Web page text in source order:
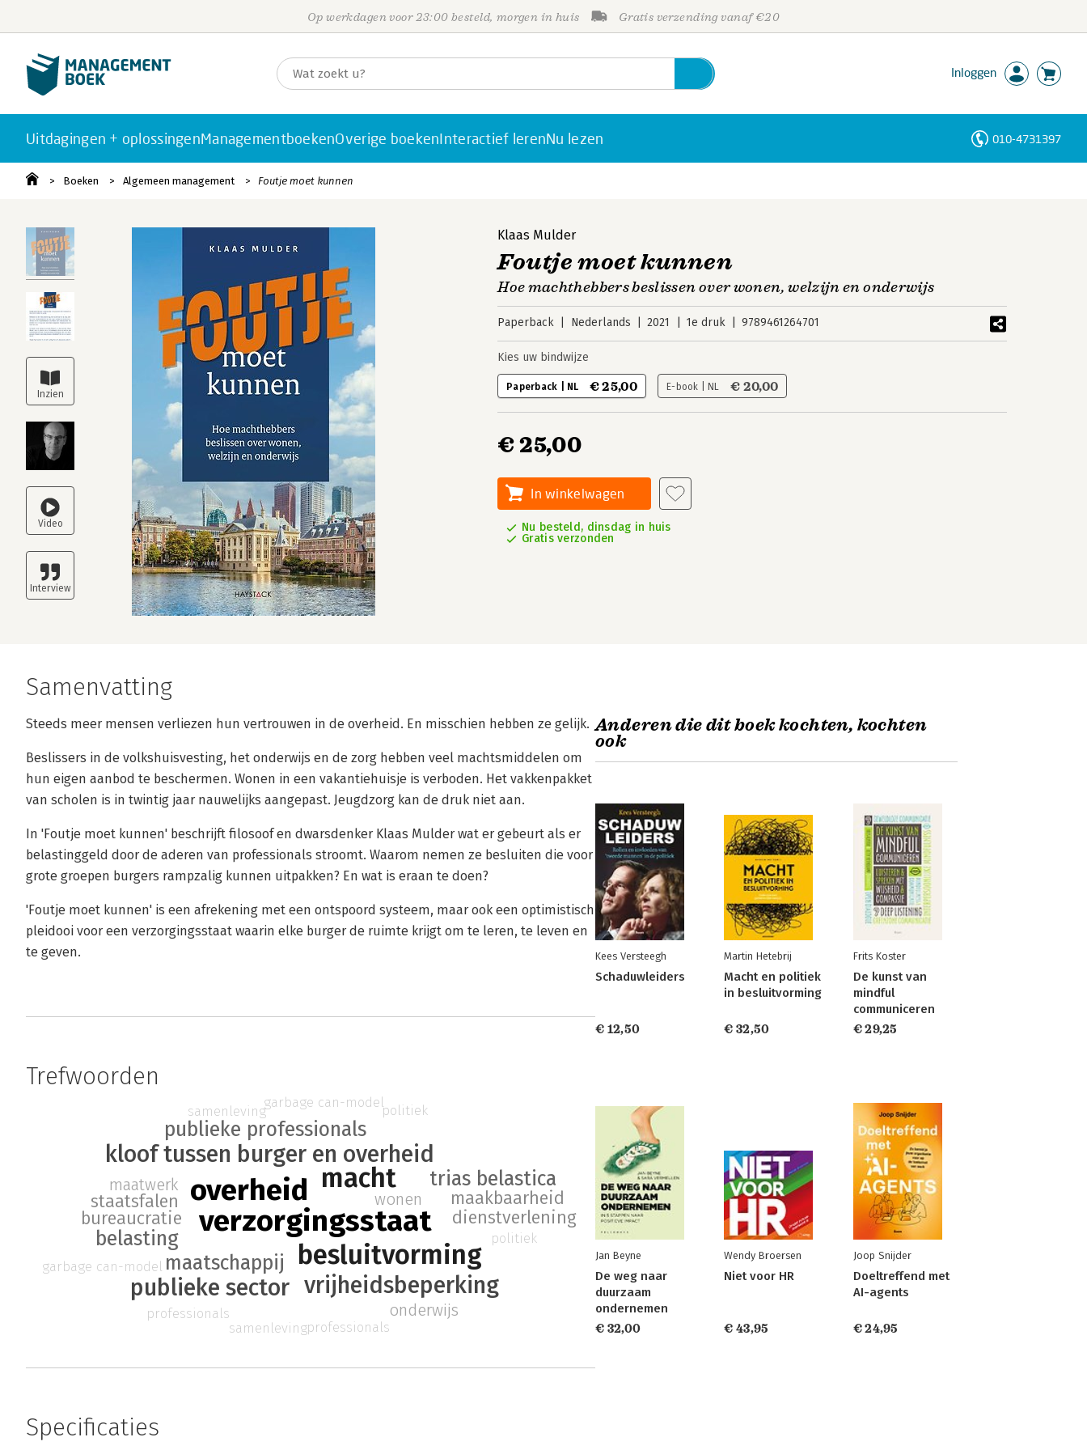
Op werkdagen voor 23:00 besteld, morgen in huis Gratis verzending vanaf €20
Inloggen
Uitdagingen + oplossingenManagementboekenOverige boekenInteractief lerenNu lezen 010-4731397
Boeken Algemeen management Foutje moet kunnen
Klaas Mulder
Foutje moet kunnen
Hoe machthebbers beslissen over wonen, welzijn en onderwijs
Paperback Nederlands 2021 1e druk 9789461264701
Kies uw bindwijze
Paperback | NL € 25,00 E-book | NL € 20,00
€ 25,00
In winkelwagen
Nu besteld, dinsdag in huis
Gratis verzonden
Samenvatting
Steeds meer mensen verliezen hun vertrouwen in de overheid. En misschien hebben ze gelijk.
Beslissers in de volkshuisvesting, het onderwijs en de zorg hebben veel machtsmiddelen om
hun eigen aanbod te beschermen. Wonen in een vakantiehuisje is verboden. Het vakkenpakket
van scholen is in twintig jaar nauwelijks aangepast. Jeugdzorg kan de druk niet aan.
In 'Foutje moet kunnen' beschrijft filosoof en dwarsdenker Klaas Mulder wat er gebeurt als er
belastinggeld door de aderen van professionals stroomt. Waarom nemen ze besluiten die voor
grote groepen burgers rampzalig kunnen uitpakken? En wat is eraan te doen?
'Foutje moet kunnen' is een afrekening met een ontspoord systeem, maar ook een optimistisch
pleidooi voor een verzorgingsstaat waarin elke burger de ruimte krijgt om te leren, te leven en
te geven.
Trefwoorden
verzorgingsstaat
overheid
besluitvorming
macht
kloof tussen burger en overheid
vrijheidsbeperking
publieke sector
maatschappij
publieke professionals
trias belastica
belasting
maakbaarheid
bureaucratie
staatsfalen
dienstverlening
maatwerk
onderwijs
wonen
professionals
samenleving
garbage can-model
politiek
professionals
samenleving
garbage can-modelpolitiek
Specificaties
Anderen die dit boek kochten, kochten
ook
Kees Versteegh
Schaduwleiders
€ 12,50
Martin Hetebrij
Macht en politiek
in besluitvorming
€ 32,50
Frits Koster
De kunst van
mindful
communiceren
€ 29,25
Jan Beyne
De weg naar
duurzaam
ondernemen
€ 32,00
Wendy Broersen
Niet voor HR
€ 43,95
Joop Snijder
Doeltreffend met
AI-agents
€ 24,95
Personen